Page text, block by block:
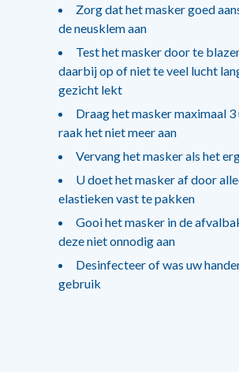
Zorg dat het masker goed
de neusklem aan
Test het masker door te
daarbij op of niet te veel lucht
gezicht lekt
Draag het masker maximaal 3
raak het niet meer aan
Vervang het masker als het
U doet het masker af door
elastieken vast te pakken
Gooi het masker in de
deze niet onnodig aan
Desinfecteer of was uw
gebruik